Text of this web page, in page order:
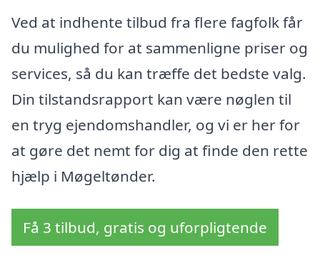
Ved at indhente tilbud fra flere fagfolk får
du mulighed for at sammenligne priser og
services, så du kan træffe det bedste valg.
Din tilstandsrapport kan være nøglen til
en tryg ejendomshandler, og vi er her for
at gøre det nemt for dig at finde den rette
hjælp i Møgeltønder.
Få 3 tilbud, gratis og uforpligtende